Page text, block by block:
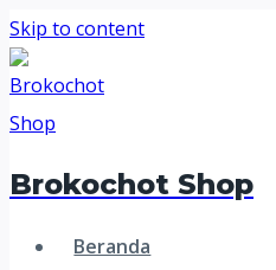
Skip to content
Brokochot Shop
Beranda